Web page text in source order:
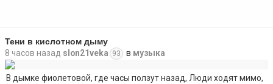
Тени в кислотном дыму
8 часов назад slon21veka 93 в музыка
В дымке фиолетовой, где часы ползут назад, Люди ходят мимо,